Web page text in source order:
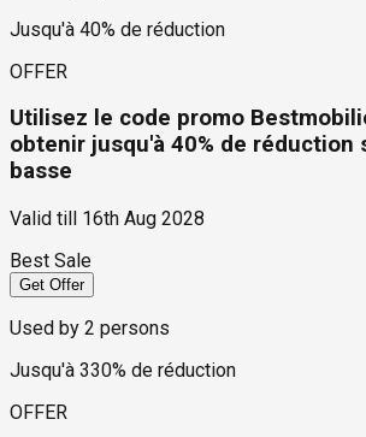
Jusqu'à 40% de réduction
OFFER
Utilisez le code promo
obtenir jusqu'à 40% de réduction
basse
Valid till
16th Aug 2028
Best Sale
Get Offer
Used by 2 persons
Jusqu'à 330% de réduction
OFFER